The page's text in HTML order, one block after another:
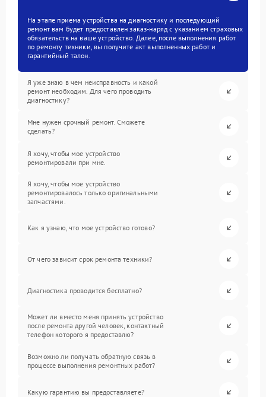
На этапе приема устройства на диагностику и последующий
ремонт вам будет предоставлен заказ-наряд с указанием страховых
обязательств на ваше устройство. Далее, после выполнения работ
по ремонту техники, вы получите акт выполненных работ и
гарантийный талон.
Я уже знаю в чем неисправность и какой
ремонт необходим. Для чего проводить
диагностику?
Мне нужен срочный ремонт. Сможете
сделать?
Я хочу, чтобы мое устройство
ремонтировали при мне.
Я хочу, чтобы мое устройство
ремонтировалось только оригинальными
запчастями.
Как я узнаю, что мое устройство готово?
От чего зависит срок ремонта техники?
Диагностика проводится бесплатно?
Может ли вместо меня принять устройство
после ремонта другой человек, контактный
телефон которого я предоставлю?
Возможно ли получать обратную связь в
процессе выполнения ремонтных работ?
Какую гарантию вы предоставляете?